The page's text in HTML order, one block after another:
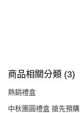
商品相關分類 (3)
熱銷禮盒
中秋團圓禮盒 搶先預購